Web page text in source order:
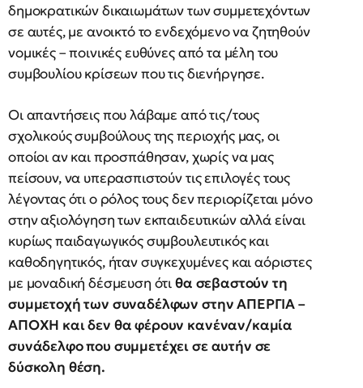
δημοκρατικών δικαιωμάτων των συμμετεχόντων
σε αυτές, με ανοικτό το ενδεχόμενο να ζητηθούν
νομικές – ποινικές ευθύνες από τα μέλη του
συμβουλίου κρίσεων που τις διενήργησε.
Οι απαντήσεις που λάβαμε από τις/τους
σχολικούς συμβούλους της περιοχής μας, οι
οποίοι αν και προσπάθησαν, χωρίς να μας
πείσουν, να υπερασπιστούν τις επιλογές τους
λέγοντας ότι ο ρόλος τους δεν περιορίζεται μόνο
στην αξιολόγηση των εκπαιδευτικών αλλά είναι
κυρίως παιδαγωγικός συμβουλευτικός και
καθοδηγητικός, ήταν συγκεχυμένες και αόριστες
με μοναδική δέσμευση ότιθα σεβαστούν τη
συμμετοχή των συναδέλφων στην ΑΠΕΡΓΙΑ –
ΑΠΟΧΗ και δεν θα φέρουν κανέναν/καμία
συνάδελφο που συμμετέχει σε αυτήν σε
δύσκολη θέση.